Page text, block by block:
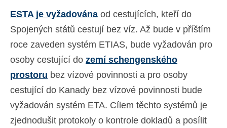
עברית(Hebrejština)
Magyar(Maďarština )
Italiano
日本語(Japonský)
Korejský
Norsk bokmål( Norwegian bokmål )
ESTA je vyžadována od cestujících, kteří do
Spojených států cestují bez víz. Až bude v příštím
roce zaveden systém ETIAS, bude vyžadován pro
osoby cestující do zemí schengenského
prostoru bez vízové povinnosti a pro osoby
cestující do Kanady bez vízové povinnosti bude
vyžadován systém ETA. Cílem těchto systémů je
zjednodušit protokoly o kontrole dokladů a posílit